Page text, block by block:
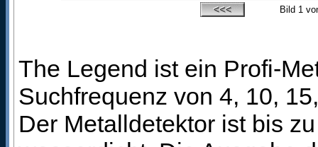
Bild 1
The Legend ist ein Profi-
Suchfrequenz von 4, 10,
Der Metalldetektor ist bis